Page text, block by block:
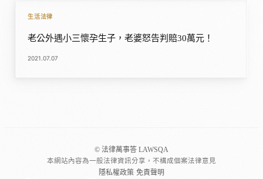
生活法律
老公外遇小三懷孕生子，老婆怒告判賠30萬元！
2021.07.07
© 法律萬事答 LAWSQA
本網站內容為一般法律資訊分享，不構成個案法律意見
隱私權政策·免責聲明